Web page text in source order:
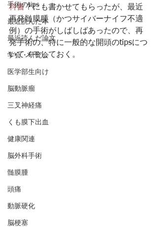
手術のtips
最近読んだ本
最近読んだ論文
学会・研究会
医学部生向け
脳動脈瘤
三叉神経痛
くも膜下出血
健康関連
脳外科手術
髄膜腫
頭痛
動脈硬化
脳梗塞
科書？にも書かせてもらったが、最近
再発髄膜腫（かつサイバーナイフ不適
例）の手術がしばしばあったので、再
発手術の、特に一般的な開頭のtipsにつ
いてメモしておく。